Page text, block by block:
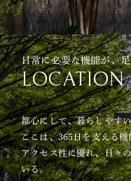
日常に必要な機能が、
LOCATION
都心にして、暮らしやす
ここは、365日を支える
アクセス性に優れ、日々
いる。